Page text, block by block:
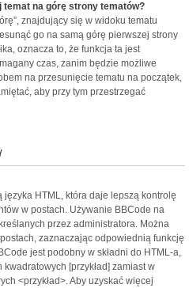
temat na górę strony tematów?
znajdujący się w widoku tematu
go na samą górę pierwszej strony
oznacza to, że funkcja ta jest
czas, zanim będzie możliwe
na przesunięcie tematu na początek,
aby przy tym przestrzegać
HTML, która daje lepszą kontrolę
w postach. Używanie BBCode na
przez administratora. Można
zaznaczając odpowiednią funkcję
jest podobny w składni do HTML-a,
[przykład] zamiast w
<przykład>. Aby uzyskać więcej